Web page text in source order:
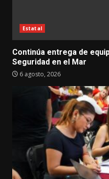
Estatal
Continúa entrega de
Seguridad en el Mar
6 agosto, 2026